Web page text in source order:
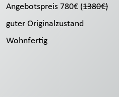
Angebotspreis 780€ (1380€)
guter Originalzustand
Wohnfertig